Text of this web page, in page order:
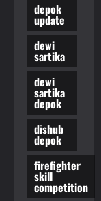
depok
update
dewi
sartika
dewi
sartika
depok
dishub
depok
firefighter
skill
competition